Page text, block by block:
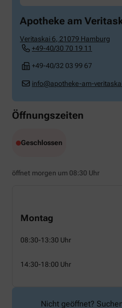
Apotheke am
Veritaskai 6, 21079 Hamburg
+49-40/30 70 19 11
+49-40/32 03 99 67
info@apotheke-am-
Öffnungszeiten
Geschlossen
öffnet morgen um 08:30 Uhr
Montag
08:30-13:30 Uhr
14:30-18:00 Uhr
Nicht geöffnet?